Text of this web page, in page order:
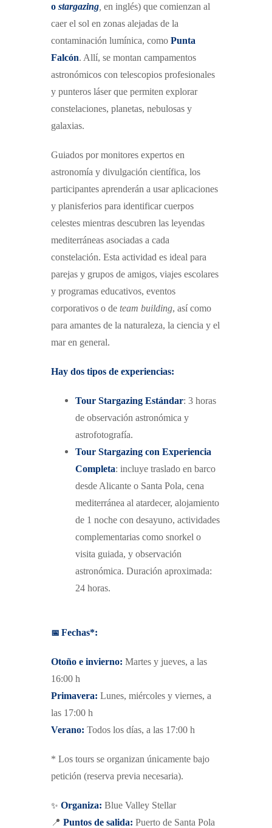
o stargazing en inglés) que comienzan al
caer el sol en zonas alejadas de la
contaminación lumínica, como Punta
Falcón. Allí, se montan campamentos
astronómicos con telescopios profesionales
y punteros láser que permiten explorar
constelaciones, planetas, nebulosas y
galaxias.
Guiados por monitores expertos en
astronomía y divulgación científica, los
participantes aprenderán a usar aplicaciones
y planisferios para identificar cuerpos
celestes mientras descubren las leyendas
mediterráneas asociadas a cada
constelación. Esta actividad es ideal para
parejas y grupos de amigos, viajes escolares
y programas educativos, eventos
corporativos o de team building, así como
para amantes de la naturaleza, la ciencia y el
mar en general.
Hay dos tipos de experiencias:
Tour Stargazing Estándar: 3 horas
de observación astronómica y
astrofotografía.
Tour Stargazing con Experiencia
Completa: incluye traslado en barco
desde Alicante o Santa Pola, cena
mediterránea al atardecer, alojamiento
de 1 noche con desayuno, actividades
complementarias como snorkel o
visita guiada, y observación
astronómica. Duración aproximada:
24 horas.
📅 Fechas*:
Otoño e invierno: Martes y jueves, a las
16:00 h
Primavera: Lunes, miércoles y viernes, a
las 17:00 h
Verano: Todos los días, a las 17:00 h
* Los tours se organizan únicamente bajo
petición (reserva previa necesaria).
✨ Organiza: Blue Valley Stellar
📍 Puntos de salida: Puerto de Santa Pola